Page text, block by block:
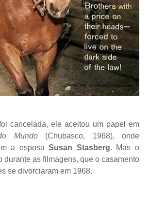
cancelada, ele aceitou um papel em
Mundo(Chubasco, 1968), onde
a esposaSusan Stasberg. Mas o
durante as filmagens, que o casamento
se divorciaram em 1968.